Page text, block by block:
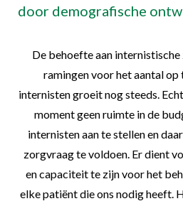
De behoefte aan internistische
ramingen voor het aantal op
internisten groeit nog steeds.
moment geen ruimte in de
internisten aan te stellen en
zorgvraag te voldoen. Er dient
en capaciteit te zijn voor het
elke patiënt die ons nodig heeft.
door demografische